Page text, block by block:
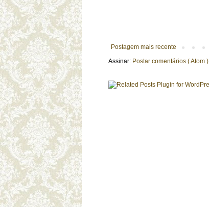
Postagem mais recente
Assinar: Postar comentários ( Atom )